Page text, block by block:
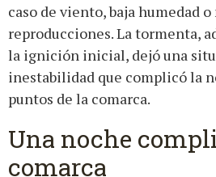
caso de viento, baja humedad o
reproducciones. La tormenta,
la ignición inicial, dejó una
inestabilidad que complicó la
puntos de la comarca.
Una noche
comarca